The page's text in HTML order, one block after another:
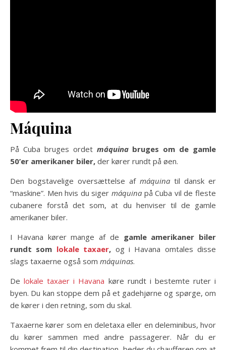
Máquina
På Cuba bruges ordet máquinabruges om de gamle
50’er amerikaner biler, der kører rundt på øen.
Den bogstavelige oversættelse af máquina til dansk er
“maskine”. Men hvis du siger máquina på Cuba vil de fleste
cubanere forstå det som, at du henviser til de gamle
amerikaner biler.
I Havana kører mange af de gamle amerikaner biler
rundt som lokale taxaer, og i Havana omtales disse
slags taxaerne også som máquinas.
Delokale taxaer i Havana køre rundt i bestemte ruter i
byen. Du kan stoppe dem på et gadehjørne og spørge, om
de kører i den retning, som du skal.
Taxaerne kører som en deletaxa eller en deleminibus, hvor
du kører sammen med andre passagerer. Når du er